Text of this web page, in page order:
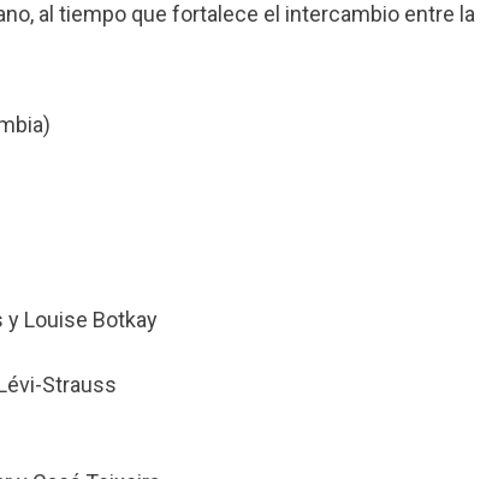
al tiempo que fortalece el intercambio entre la
y Louise Botkay
Strauss